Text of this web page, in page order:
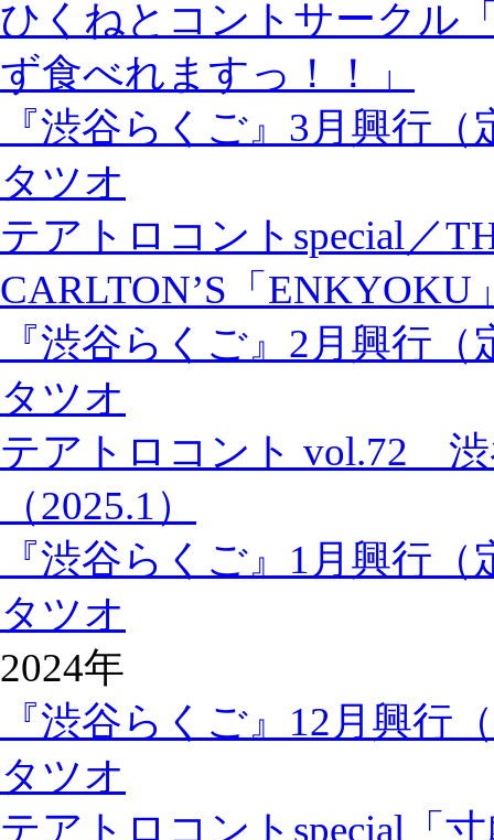
ひくねとコントサークル
ず食べれますっ！！」
『渋谷らくご』3月興行
タツオ
テアトロコントspecial／
CARLTON’S「ENKYOKU
『渋谷らくご』2月興行
タツオ
テアトロコント vol.72
（2025.1）
『渋谷らくご』1月興行
タツオ
2024年
『渋谷らくご』12月興行
タツオ
テアトロコントspecial「